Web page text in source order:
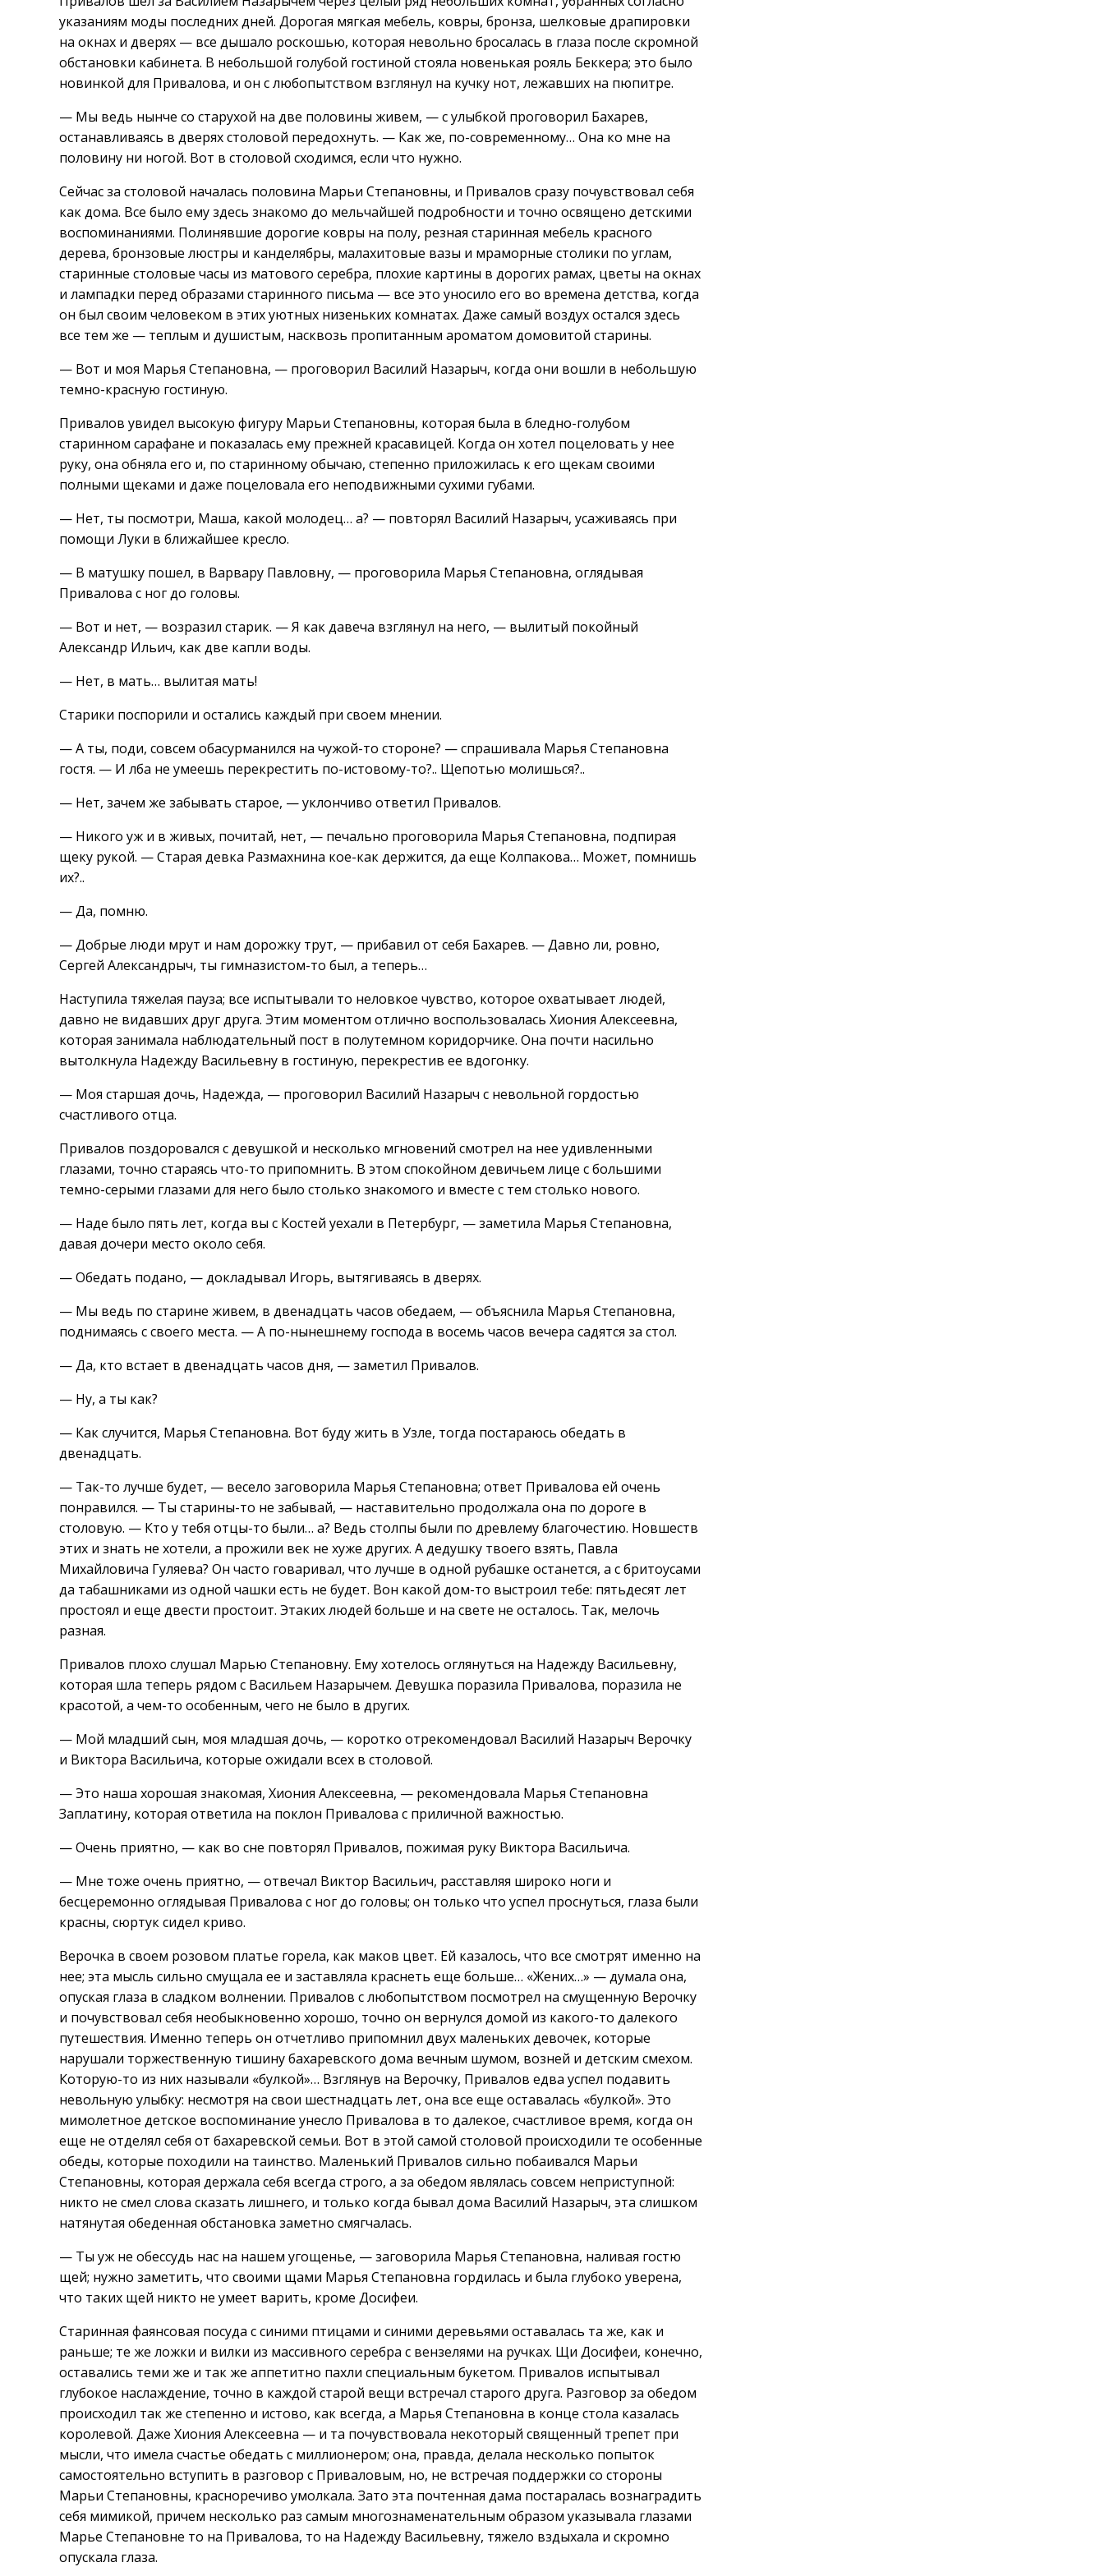
указаниям моды последних дней. Дорогая мягкая мебель, ковры, бронза, шелковые драпировки
на окнах и дверях — все дышало роскошью, которая невольно бросалась в глаза после скромной
обстановки кабинета. В небольшой голубой гостиной стояла новенькая рояль Беккера; это было
новинкой для Привалова, и он с любопытством взглянул на кучку нот, лежавших на пюпитре.
— Мы ведь нынче со старухой на две половины живем, — с улыбкой проговорил Бахарев,
останавливаясь в дверях столовой передохнуть. — Как же, по-современному… Она ко мне на
половину ни ногой. Вот в столовой сходимся, если что нужно.
Сейчас за столовой началась половина Марьи Степановны, и Привалов сразу почувствовал себя
как дома. Все было ему здесь знакомо до мельчайшей подробности и точно освящено детскими
воспоминаниями. Полинявшие дорогие ковры на полу, резная старинная мебель красного
дерева, бронзовые люстры и канделябры, малахитовые вазы и мраморные столики по углам,
старинные столовые часы из матового серебра, плохие картины в дорогих рамах, цветы на окнах
и лампадки перед образами старинного письма — все это уносило его во времена детства, когда
он был своим человеком в этих уютных низеньких комнатах. Даже самый воздух остался здесь
все тем же — теплым и душистым, насквозь пропитанным ароматом домовитой старины.
— Вот и моя Марья Степановна, — проговорил Василий Назарыч, когда они вошли в небольшую
темно-красную гостиную.
Привалов увидел высокую фигуру Марьи Степановны, которая была в бледно-голубом
старинном сарафане и показалась ему прежней красавицей. Когда он хотел поцеловать у нее
руку, она обняла его и, по старинному обычаю, степенно приложилась к его щекам своими
полными щеками и даже поцеловала его неподвижными сухими губами.
— Нет, ты посмотри, Маша, какой молодец… а? — повторял Василий Назарыч, усаживаясь при
помощи Луки в ближайшее кресло.
— В матушку пошел, в Варвару Павловну, — проговорила Марья Степановна, оглядывая
Привалова с ног до головы.
— Вот и нет, — возразил старик. — Я как давеча взглянул на него, — вылитый покойный
Александр Ильич, как две капли воды.
— Нет, в мать… вылитая мать!
Старики поспорили и остались каждый при своем мнении.
— А ты, поди, совсем обасурманился на чужой-то стороне? — спрашивала Марья Степановна
гостя. — И лба не умеешь перекрестить по-истовому-то?.. Щепотью молишься?..
— Нет, зачем же забывать старое, — уклончиво ответил Привалов.
— Никого уж и в живых, почитай, нет, — печально проговорила Марья Степановна, подпирая
щеку рукой. — Старая девка Размахнина кое-как держится, да еще Колпакова… Может, помнишь
их?..
— Да, помню.
— Добрые люди мрут и нам дорожку трут, — прибавил от себя Бахарев. — Давно ли, ровно,
Сергей Александрыч, ты гимназистом-то был, а теперь…
Наступила тяжелая пауза; все испытывали то неловкое чувство, которое охватывает людей,
давно не видавших друг друга. Этим моментом отлично воспользовалась Хиония Алексеевна,
которая занимала наблюдательный пост в полутемном коридорчике. Она почти насильно
вытолкнула Надежду Васильевну в гостиную, перекрестив ее вдогонку.
— Моя старшая дочь, Надежда, — проговорил Василий Назарыч с невольной гордостью
счастливого отца.
Привалов поздоровался с девушкой и несколько мгновений смотрел на нее удивленными
глазами, точно стараясь что-то припомнить. В этом спокойном девичьем лице с большими
темно-серыми глазами для него было столько знакомого и вместе с тем столько нового.
— Наде было пять лет, когда вы с Костей уехали в Петербург, — заметила Марья Степановна,
давая дочери место около себя.
— Обедать подано, — докладывал Игорь, вытягиваясь в дверях.
— Мы ведь по старине живем, в двенадцать часов обедаем, — объяснила Марья Степановна,
поднимаясь с своего места. — А по-нынешнему господа в восемь часов вечера садятся за стол.
— Да, кто встает в двенадцать часов дня, — заметил Привалов.
— Ну, а ты как?
— Как случится, Марья Степановна. Вот буду жить в Узле, тогда постараюсь обедать в
двенадцать.
— Так-то лучше будет, — весело заговорила Марья Степановна; ответ Привалова ей очень
понравился. — Ты старины-то не забывай, — наставительно продолжала она по дороге в
столовую. — Кто у тебя отцы-то были… а? Ведь столпы были по древлему благочестию. Новшеств
этих и знать не хотели, а прожили век не хуже других. А дедушку твоего взять, Павла
Михайловича Гуляева? Он часто говаривал, что лучше в одной рубашке останется, а с бритоусами
да табашниками из одной чашки есть не будет. Вон какой дом-то выстроил тебе: пятьдесят лет
простоял и еще двести простоит. Этаких людей больше и на свете не осталось. Так, мелочь
разная.
Привалов плохо слушал Марью Степановну. Ему хотелось оглянуться на Надежду Васильевну,
которая шла теперь рядом с Васильем Назарычем. Девушка поразила Привалова, поразила не
красотой, а чем-то особенным, чего не было в других.
— Мой младший сын, моя младшая дочь, — коротко отрекомендовал Василий Назарыч Верочку
и Виктора Васильича, которые ожидали всех в столовой.
— Это наша хорошая знакомая, Хиония Алексеевна, — рекомендовала Марья Степановна
Заплатину, которая ответила на поклон Привалова с приличной важностью.
— Очень приятно, — как во сне повторял Привалов, пожимая руку Виктора Васильича.
— Мне тоже очень приятно, — отвечал Виктор Васильич, расставляя широко ноги и
бесцеремонно оглядывая Привалова с ног до головы; он только что успел проснуться, глаза были
красны, сюртук сидел криво.
Верочка в своем розовом платье горела, как маков цвет. Ей казалось, что все смотрят именно на
нее; эта мысль сильно смущала ее и заставляла краснеть еще больше… «Жених…» — думала она,
опуская глаза в сладком волнении. Привалов с любопытством посмотрел на смущенную Верочку
и почувствовал себя необыкновенно хорошо, точно он вернулся домой из какого-то далекого
путешествия. Именно теперь он отчетливо припомнил двух маленьких девочек, которые
нарушали торжественную тишину бахаревского дома вечным шумом, возней и детским смехом.
Которую-то из них называли «булкой»… Взглянув на Верочку, Привалов едва успел подавить
невольную улыбку: несмотря на свои шестнадцать лет, она все еще оставалась «булкой». Это
мимолетное детское воспоминание унесло Привалова в то далекое, счастливое время, когда он
еще не отделял себя от бахаревской семьи. Вот в этой самой столовой происходили те особенные
обеды, которые походили на таинство. Маленький Привалов сильно побаивался Марьи
Степановны, которая держала себя всегда строго, а за обедом являлась совсем неприступной:
никто не смел слова сказать лишнего, и только когда бывал дома Василий Назарыч, эта слишком
натянутая обеденная обстановка заметно смягчалась.
— Ты уж не обессудь нас на нашем угощенье, — заговорила Марья Степановна, наливая гостю
щей; нужно заметить, что своими щами Марья Степановна гордилась и была глубоко уверена,
что таких щей никто не умеет варить, кроме Досифеи.
Старинная фаянсовая посуда с синими птицами и синими деревьями оставалась та же, как и
раньше; те же ложки и вилки из массивного серебра с вензелями на ручках. Щи Досифеи, конечно,
оставались теми же и так же аппетитно пахли специальным букетом. Привалов испытывал
глубокое наслаждение, точно в каждой старой вещи встречал старого друга. Разговор за обедом
происходил так же степенно и истово, как всегда, а Марья Степановна в конце стола казалась
королевой. Даже Хиония Алексеевна — и та почувствовала некоторый священный трепет при
мысли, что имела счастье обедать с миллионером; она, правда, делала несколько попыток
самостоятельно вступить в разговор с Приваловым, но, не встречая поддержки со стороны
Марьи Степановны, красноречиво умолкала. Зато эта почтенная дама постаралась вознаградить
себя мимикой, причем несколько раз самым многознаменательным образом указывала глазами
Марье Степановне то на Привалова, то на Надежду Васильевну, тяжело вздыхала и скромно
опускала глаза.